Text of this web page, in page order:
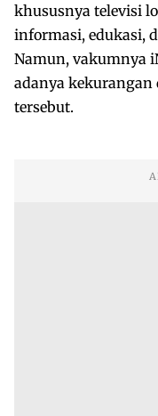
khususnya televisi
informasi, edukasi,
Namun, vakumnya
adanya kekurangan
tersebut.